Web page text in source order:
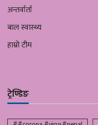
अन्तर्वार्ता
बाल स्वास्थ्य
हाम्रो टीम
ट्रेण्डिङ